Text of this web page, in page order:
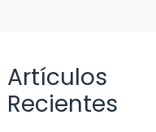
Artículos
Recientes